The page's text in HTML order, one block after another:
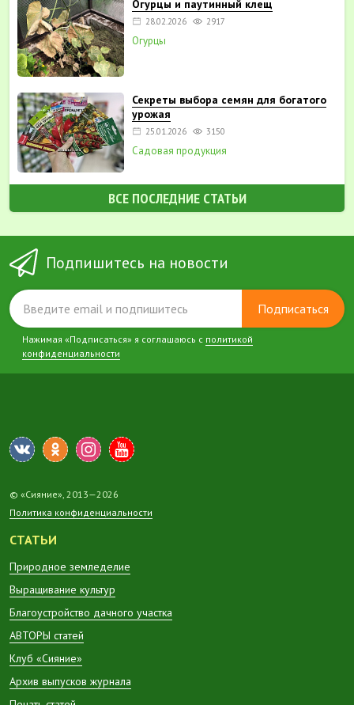
Огурцы и паутинный клещ
28.02.2026 2917
Огурцы
Секреты выбора семян для богатого
урожая
25.01.2026 3150
Садовая продукция
ВСЕ ПОСЛЕДНИЕ СТАТЬИ
Подпишитесь на новости
Подписаться
Нажимая «Подписаться» я соглашаюсь с политикой
конфиденциальности
© «Сияние», 2013—2026
Политика конфиденциальности
СТАТЬИ
Природное земледелие
Выращивание культур
Благоустройство дачного участка
АВТОРЫ статей
Клуб «Сияние»
Архив выпусков журнала